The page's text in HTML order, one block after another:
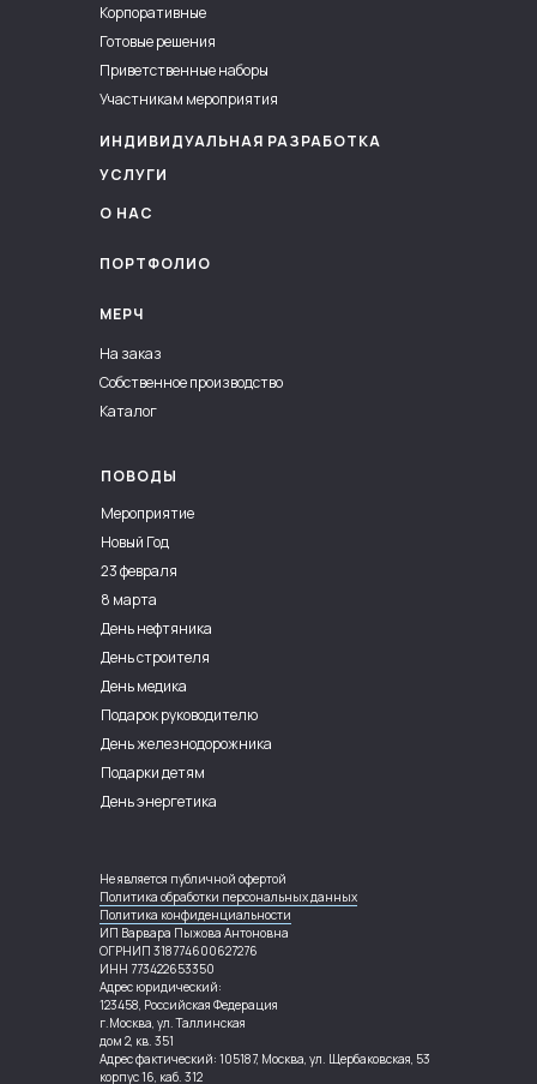
УСЛУГИ
ПОРТФОЛИО
О НАС
ИНДИВИДУАЛЬНАЯ РАЗРАБОТКА
Корпоративные
Готовые решения
Приветственные наборы
Участникам мероприятия
МЕРЧ
На заказ
Собственное производство
Каталог
ПОВОДЫ
Мероприятие
Новый Год
23 февраля
8 марта
День нефтяника
День строителя
День медика
Подарок руководителю
День железнодорожника
Подарки детям
День энергетика
Не является публичной офертой
Политика обработки персональных данных
Политика конфиденциальности
ИП Варвара Пыжова Антоновна
ОГРНИП 318774600627276
ИНН 773422653350
Адрес юридический:
123458, Российская Федерация
г.Москва, ул. Таллинская
дом 2, кв. 351
Адрес фактический: 105187, Москва, ул. Щербаковская, 53
корпус 16, каб. 312